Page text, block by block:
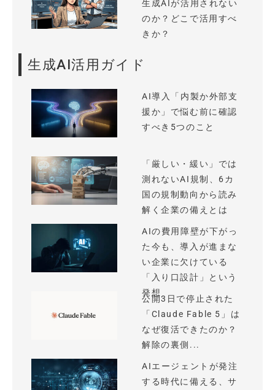
生成AIが活用されない
のか？どこで活用すべ
きか？
生成AI活用ガイド
AI導入「内製か外部支
援か」で悩む前に確認
すべき5つのこと
「厳しい・緩い」では
測れないAI規制、6カ
国の規制動向から読み
解く企業の備えとは
AIの費用障壁が下がっ
た今も、導入が進まな
い企業に欠けている
「入り口設計」という
発想
公開3日で停止された
「Claude Fable 5」は
なぜ復活できたのか？
解除の裏側...
AIエージェントが発注
する時代に備える、サ